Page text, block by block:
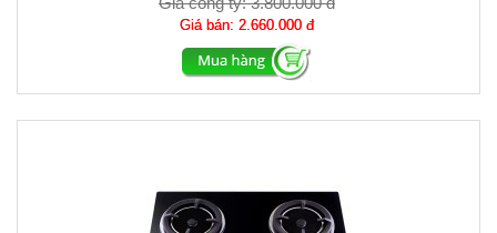
Giá bán: 2.660.000 đ